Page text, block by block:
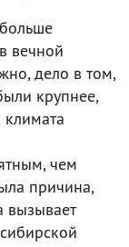
вечной
дело в том,
крупнее,
климата
чем
причина,
вызывает